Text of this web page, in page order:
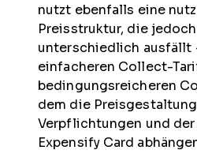
nutzt ebenfalls eine
Preisstruktur, die
unterschiedlich ausfällt
einfacheren Collect-
bedingungsreicheren
dem die
Verpflichtungen und
Expensify Card